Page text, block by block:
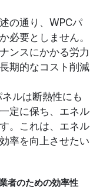
の通り、WPCパ
必要としません。
ンスにかかる労力
期的なコスト削減
ルは断熱性にも
定に保ち、エネル
。これは、エネル
率を向上させたい
者のための効率性